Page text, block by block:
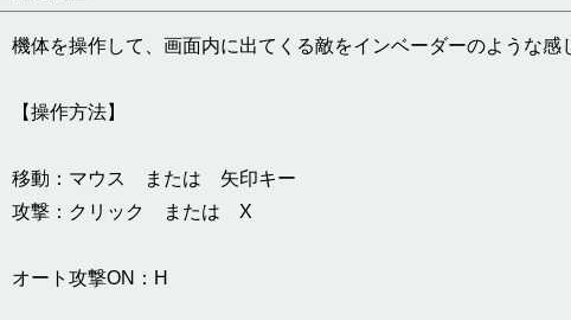
機体を操作して、画面内に出てくる敵をインベーダーのような
【操作方法】
移動：マウス または 矢印キー
攻撃：クリック または X
オート攻撃ON：H